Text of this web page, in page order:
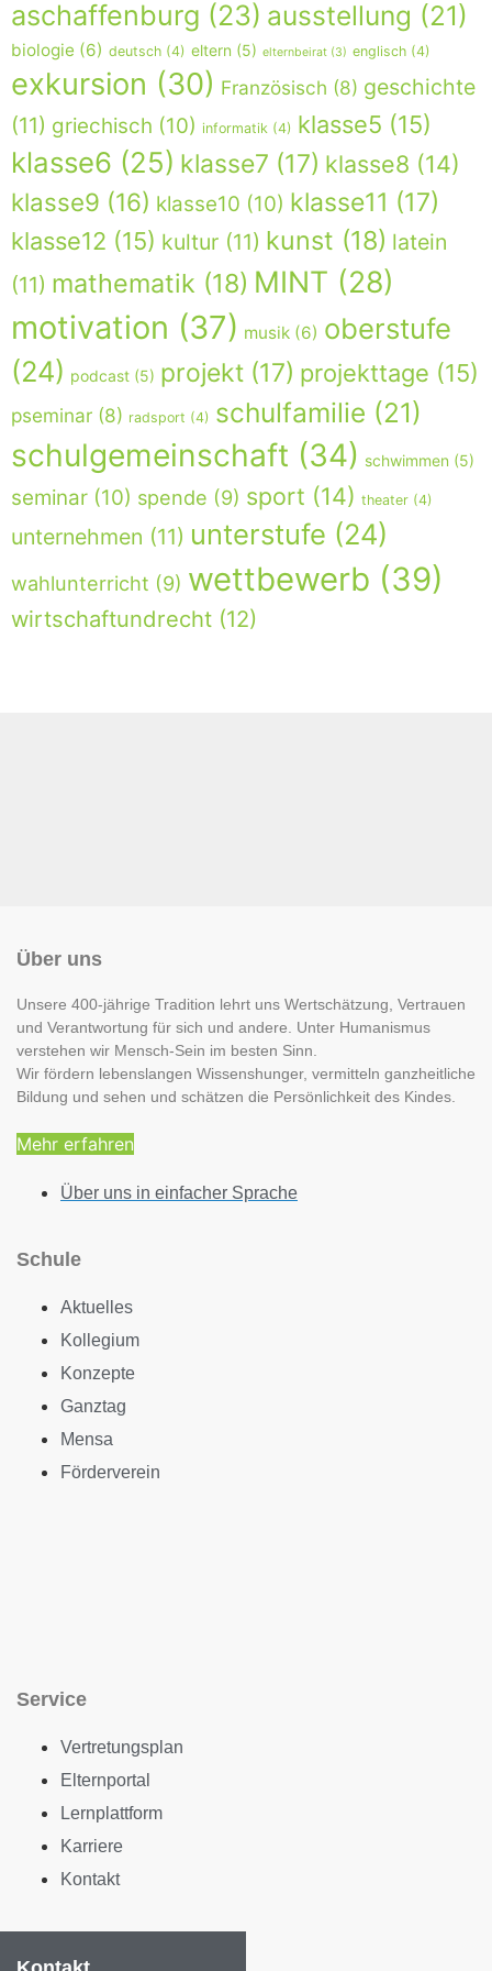
aschaffenburg (23) ausstellung (21)
biologie (6) deutsch (4) eltern (5) elternbeirat (3) englisch (4)
exkursion (30) Französisch (8) geschichte
(11) griechisch (10) informatik (4) klasse5 (15)
klasse6 (25) klasse7 (17) klasse8 (14)
klasse9 (16) klasse10 (10) klasse11 (17)
klasse12 (15) kultur (11) kunst (18) latein
(11) mathematik (18) MINT (28)
motivation (37) musik (6) oberstufe
(24) podcast (5) projekt (17) projekttage (15)
pseminar (8) radsport (4) schulfamilie (21)
schulgemeinschaft (34) schwimmen (5)
seminar (10) spende (9) sport (14) theater (4)
unternehmen (11) unterstufe (24)
wahlunterricht (9) wettbewerb (39)
wirtschaftundrecht (12)
Über uns
Unsere 400-jährige Tradition lehrt uns Wertschätzung, Vertrauen
und Verantwortung für sich und andere. Unter Humanismus
verstehen wir Mensch-Sein im besten Sinn.
Wir fördern lebenslangen Wissenshunger, vermitteln ganzheitliche
Bildung und sehen und schätzen die Persönlichkeit des Kindes.
Mehr erfahren
Über uns in einfacher Sprache
Schule
Aktuelles
Kollegium
Konzepte
Ganztag
Mensa
Förderverein
Service
Vertretungsplan
Elternportal
Lernplattform
Karriere
Kontakt